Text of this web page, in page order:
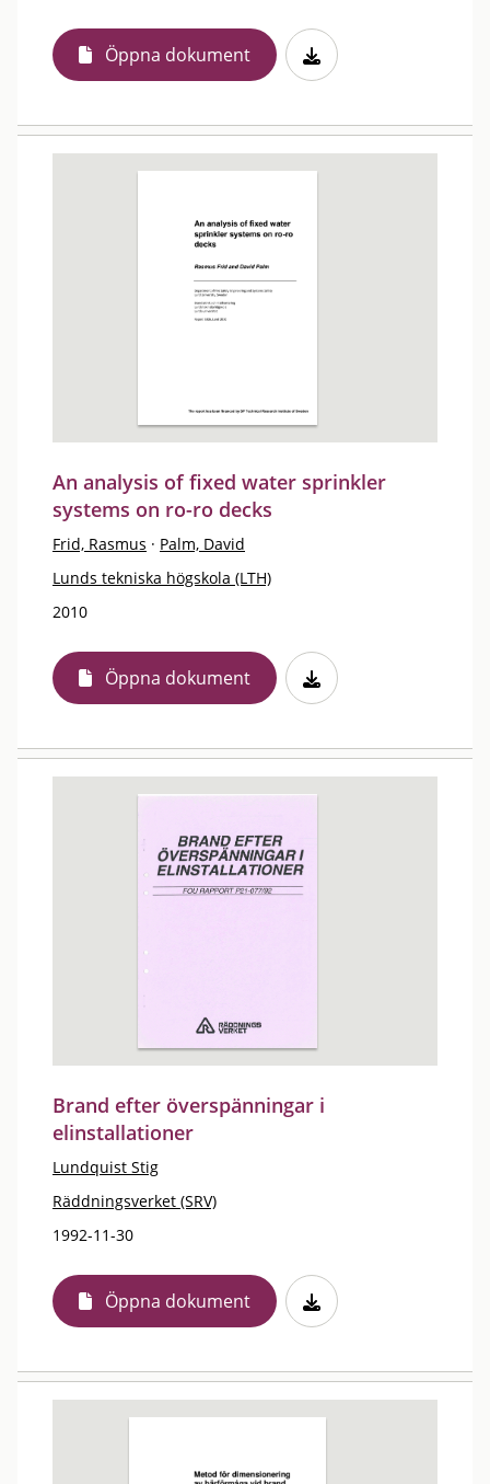
Öppna dokument
An analysis of fixed water sprinkler
systems on ro-ro decks
Frid, Rasmus · Palm, David
Lunds tekniska högskola (LTH)
2010
Öppna dokument
Brand efter överspänningar i
elinstallationer
Lundquist Stig
Räddningsverket (SRV)
1992-11-30
Öppna dokument